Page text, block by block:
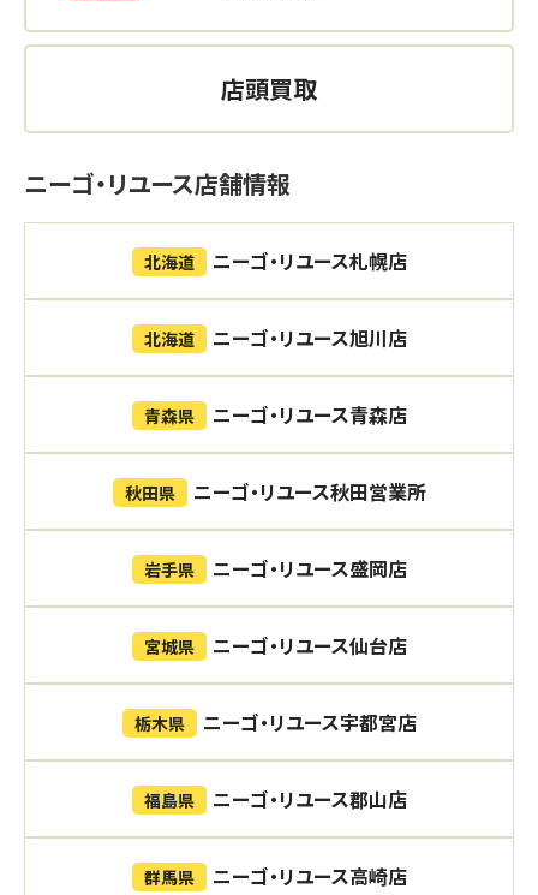
店頭買取
ニーゴ・リユース店舗情報
北海道 ニーゴ・リユース札幌店
北海道 ニーゴ・リユース旭川店
青森県 ニーゴ・リユース青森店
秋田県 ニーゴ・リユース秋田営業所
岩手県 ニーゴ・リユース盛岡店
宮城県 ニーゴ・リユース仙台店
栃木県 ニーゴ・リユース宇都宮店
福島県 ニーゴ・リユース郡山店
群馬県 ニーゴ・リユース高崎店